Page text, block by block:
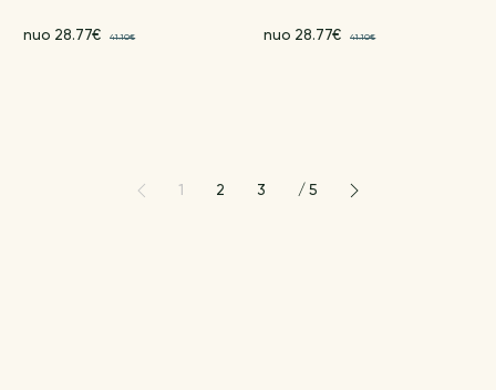
nuo 28.77€ 41.10€ nuo 28.77€ 41.10€
1 2 3 / 5